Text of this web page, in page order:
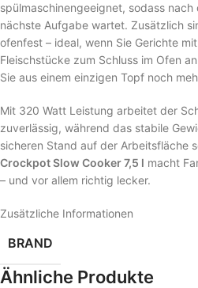
spülmaschinengeeignet, sodass
nächste Aufgabe wartet. Zusätzlich
ofenfest – ideal, wenn Sie Gerichte
Fleischstücke zum Schluss im Ofen
Sie aus einem einzigen Topf noch
Mit 320 Watt Leistung arbeitet der
zuverlässig, während das stabile
sicheren Stand auf der Arbeitsfläche
Crockpot Slow Cooker 7,5 l macht
– und vor allem richtig lecker.
Zusätzliche Informationen
BRAND
Ähnliche Produkte